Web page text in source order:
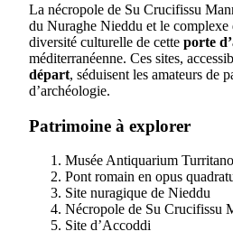
La nécropole de Su Crucifissu
du Nuraghe Nieddu et le
diversité culturelle de cette porte
méditerranéenne. Ces sites,
départ, séduisent les amateurs de
d’archéologie.
Patrimoine à explorer
Musée Antiquarium Turritano
Pont romain en opus
Site nuragique de Nieddu
Nécropole de Su Crucifissu
Site d’Accoddi